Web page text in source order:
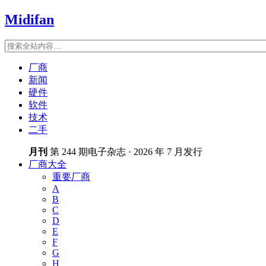
Midifan
厂商
新闻
硬件
软件
技术
二手
月刊 第 244 期电子杂志 · 2026 年 7 月发行
厂商大全
重要厂商
A
B
C
D
E
F
G
H